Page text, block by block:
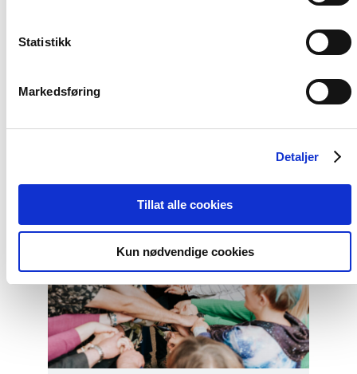
Statistikk
Markedsføring
Detaljer
Tillat alle cookies
Kun nødvendige cookies
Tydelig støtte i Haag til «People
article
"Helsingforskomiteen
nytt
for
EØS-
midlene
–
Styrker
europeisk
demokrati"